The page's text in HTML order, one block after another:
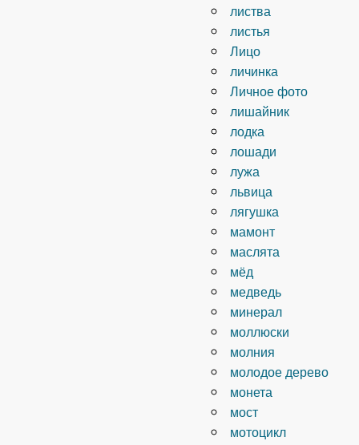
листва
листья
Лицо
личинка
Личное фото
лишайник
лодка
лошади
лужа
львица
лягушка
мамонт
маслята
мёд
медведь
минерал
моллюски
молния
молодое дерево
монета
мост
мотоцикл